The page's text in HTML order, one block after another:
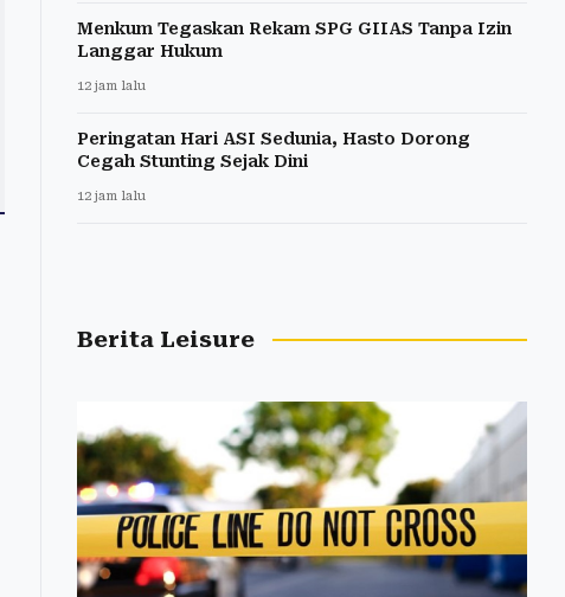
Menkum Tegaskan Rekam SPG GIIAS Tanpa Izin
Langgar Hukum
12 jam lalu
Peringatan Hari ASI Sedunia, Hasto Dorong
Cegah Stunting Sejak Dini
12 jam lalu
Berita Leisure